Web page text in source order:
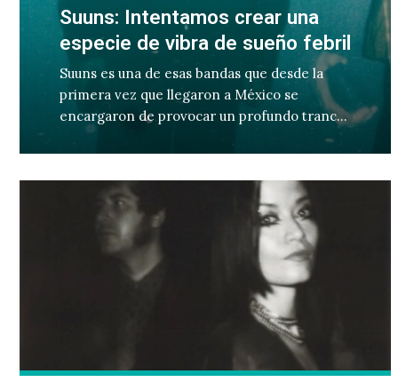
Suuns: Intentamos crear una
especie de vibra de sueño febril
Suuns es una de esas bandas que desde la
primera vez que llegaron a México se
encargaron de provocar un profundo trance
sonoro en todos los que estuvimos frente a
ellos.